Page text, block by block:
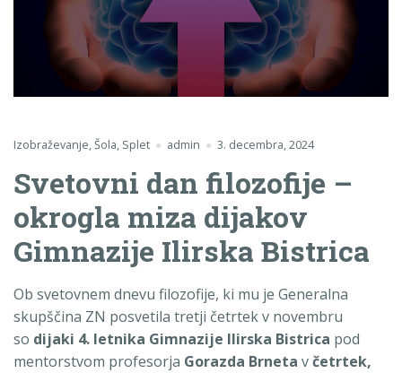
Izobraževanje,Šola, Splet admin 3. decembra, 2024
Svetovni dan filozofije –
okrogla miza dijakov
Gimnazije Ilirska Bistrica
Ob svetovnem dnevu filozofije, ki mu je Generalna
skupščina ZN posvetila tretji četrtek v novembru
so dijaki 4. letnika Gimnazije Ilirska Bistrica pod
mentorstvom profesorja Gorazda Brneta včetrtek,